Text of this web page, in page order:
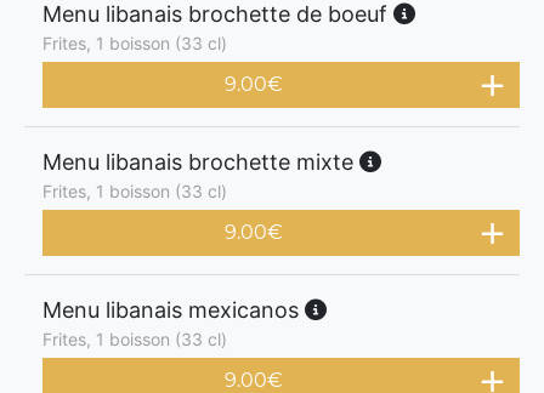
Menu libanais brochette de boeuf
Frites, 1 boisson (33 cl)
9.00€
Menu libanais brochette mixte
Frites, 1 boisson (33 cl)
9.00€
Menu libanais mexicanos
Frites, 1 boisson (33 cl)
9.00€